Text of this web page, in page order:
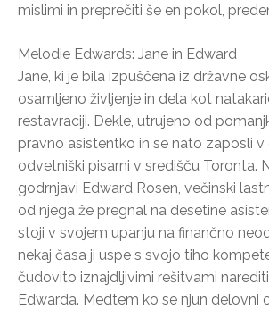
mislimi in preprečiti še en pokol,
Melodie Edwards: Jane in Edward
Jane, ki je bila izpuščena iz državne
osamljeno življenje in dela kot
restavraciji. Dekle, utrujeno od
pravno asistentko in se nato zaposli v
odvetniški pisarni v središču Toronta.
godrnjavi Edward Rosen, večinski
od njega že pregnal na desetine
stoji v svojem upanju na finančno
nekaj časa ji uspe s svojo tiho
čudovito iznajdljivimi rešitvami
Edwarda. Medtem ko se njun delovni